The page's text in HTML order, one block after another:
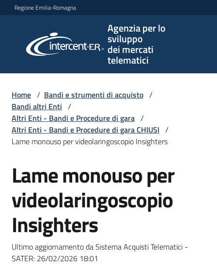
Vai al contenuto
Vai alla navigazione
Vai al footer
Regione Emilia-Romagna
Agenzia per lo
sviluppo
dei mercati
telematici
per lo
sviluppo
telematici
L'Agenzia
Bandi
strumenti
acquisto
Supporto
Home / Bandi e strumenti di acquisto /
Bandi altri Enti /
Altri Enti - Bandi e Procedure di gara /
Altri Enti - Bandi e Procedure di gara CHIUSI /
Lame monouso per videolaringoscopio Insighters
Salta al contenuto
Lame monouso per
videolaringoscopio
Insighters
Ultimo aggiornamento da Sistema Acquisti Telematici -
SATER: 26/02/2026 18:01